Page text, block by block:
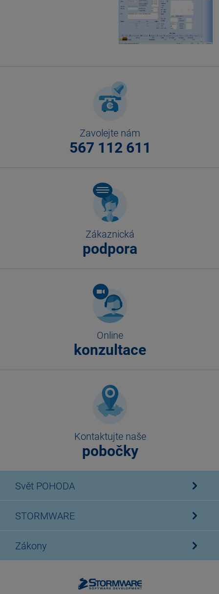
Zavolejte nám
567 112 611
Zákaznická
podpora
Online
konzultace
Kontaktujte naše
pobočky
Svět POHODA
STORMWARE
Zákony